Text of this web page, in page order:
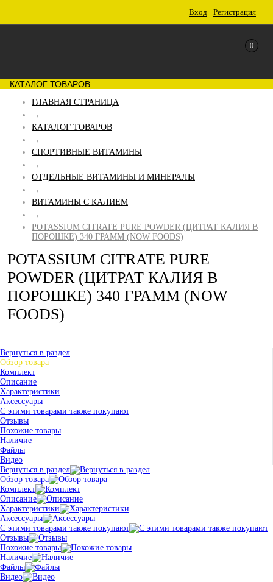
Вход Регистрация
0
КАТАЛОГ ТОВАРОВ
ГЛАВНАЯ СТРАНИЦА
→
КАТАЛОГ ТОВАРОВ
→
СПОРТИВНЫЕ ВИТАМИНЫ
→
ОТДЕЛЬНЫЕ ВИТАМИНЫ И МИНЕРАЛЫ
→
ВИТАМИНЫ С КАЛИЕМ
→
POTASSIUM CITRATE PURE POWDER (ЦИТРАТ КАЛИЯ В
ПОРОШКЕ) 340 ГРАММ (NOW FOODS)
POTASSIUM CITRATE PURE
POWDER (ЦИТРАТ КАЛИЯ В
ПОРОШКЕ) 340 ГРАММ (NOW
FOODS)
Вернуться в раздел
Обзор товара
Комплект
Описание
Характеристики
Аксессуары
С этими товарами также покупают
Отзывы
Похожие товары
Наличие
Файлы
Видео
Вернуться в раздел
Обзор товара
Комплект
Описание
Характеристики
Аксессуары
С этими товарами также покупают
Отзывы
Похожие товары
Наличие
Файлы
Видео